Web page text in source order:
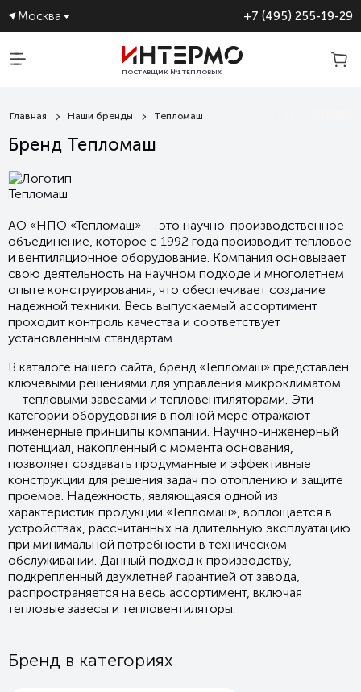
Москва +7 (495) 255-19-29
ПОСТАВЩИК №1 ТЕПЛОВЫХ
Главная Наши бренды Тепломаш
Бренд Тепломаш
АО «НПО «Тепломаш» — это научно-производственное
объединение, которое с 1992 года производит тепловое
и вентиляционное оборудование. Компания основывает
свою деятельность на научном подходе и многолетнем
опыте конструирования, что обеспечивает создание
надежной техники. Весь выпускаемый ассортимент
проходит контроль качества и соответствует
установленным стандартам.
В каталоге нашего сайта, бренд «Тепломаш» представлен
ключевыми решениями для управления микроклиматом
— тепловыми завесами и тепловентиляторами. Эти
категории оборудования в полной мере отражают
инженерные принципы компании. Научно-инженерный
потенциал, накопленный с момента основания,
позволяет создавать продуманные и эффективные
конструкции для решения задач по отоплению и защите
проемов. Надежность, являющаяся одной из
характеристик продукции «Тепломаш», воплощается в
устройствах, рассчитанных на длительную эксплуатацию
при минимальной потребности в техническом
обслуживании. Данный подход к производству,
подкрепленный двухлетней гарантией от завода,
распространяется на весь ассортимент, включая
тепловые завесы и тепловентиляторы.
Бренд в категориях